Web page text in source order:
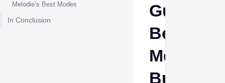
Melodie’s Best Modes
In Conclusion
Guide:
Best
Melodie
Build